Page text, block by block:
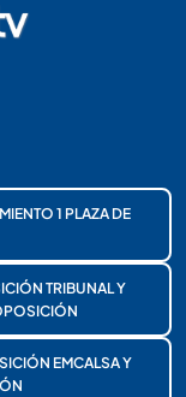
1 PLAZA DE
TRIBUNAL Y
EMCALSA Y